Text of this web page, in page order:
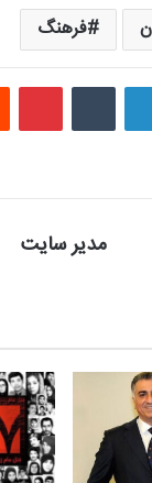
فرهنگ
لینکدین ‫پین‌ترست
مدیر سایت